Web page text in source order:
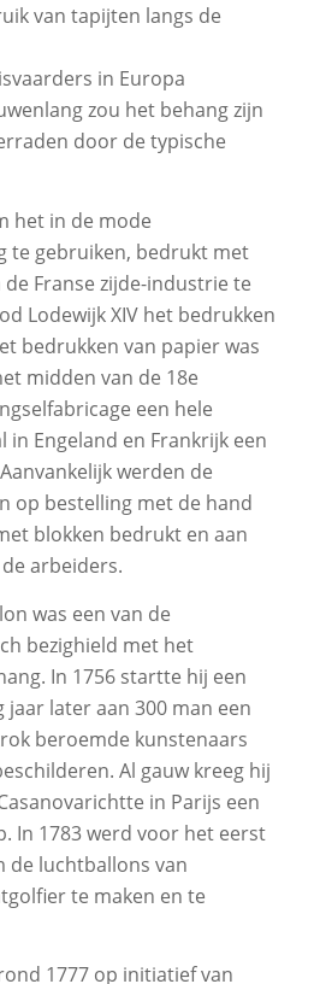
van tapijten langs de
in Europa
zou het behang zijn
door de typische
het in de mode
te gebruiken, bedrukt met
Franse zijde-industrie te
Lodewijk XIV het bedrukken
bedrukken van papier was
midden van de 18e
een hele
Engeland en Frankrijk een
werden de
op bestelling met de hand
blokken bedrukt en aan
arbeiders.
was een van de
bezighield met het
In 1756 startte hij een
later aan 300 man een
beroemde kunstenaars
Al gauw kreeg hij
in Parijs een
In 1783 werd voor het eerst
de luchtballons van
te maken en te
1777 op initiatief van